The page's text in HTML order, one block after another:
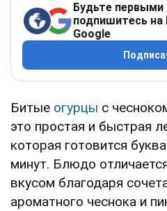
Будьте первыми
подпишитесь на
Google
Битые огурцы с
это простая и быстрая
которая готовится
минут. Блюдо
вкусом благодаря
ароматного чеснока и